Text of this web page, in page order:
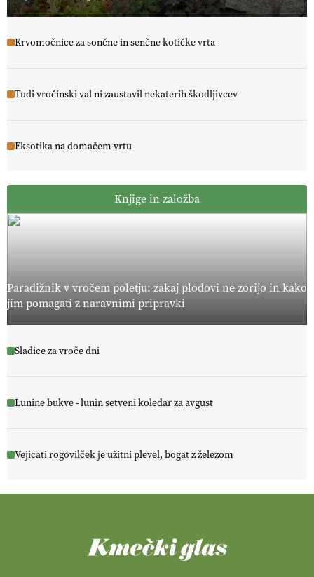
Krvomočnice za sončne in senčne kotičke vrta
Tudi vročinski val ni zaustavil nekaterih škodljivcev
Eksotika na domačem vrtu
Knjige in založba
Paradižnik v vročem poletju: zakaj plodovi ne zorijo in kako
jim pomagati z naravnimi pripravki
Sladice za vroče dni
Lunine bukve - lunin setveni koledar za avgust
Vejicati rogovilček je užitni plevel, bogat z železom